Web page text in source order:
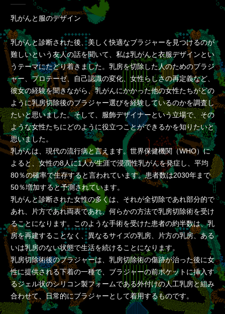
乳がんと服のデザイン
乳がんと診断された後、美しく快適なブラジャーを見つけるのが
難しいという友人の話を聞いて、私は乳がんと衣服デザインとい
うテーマにたどり着きました。乳房を切除した人のためのブラジ
ャー、プロテーゼ、自己認識の変化、女性らしさの再定義など、
彼女の経験を聞きながら、乳がんにかかった他の女性たちがどの
ように乳房切除後のブラジャー選びを経験しているのかを調査し
たいと思いました。そして、服飾デザイナーという立場で、その
ような女性たちにどのように役立つことができるかを知りたいと
思いました。
乳がんは、現代の流行病と言えます。世界保健機関（WHO）に
よると、女性の8人に1人が生涯で浸潤性乳がんを発症し、平均
80％の確率で生存すると言われています。患者数は2030年まで
50％増加すると予測されています。
乳がんと診断された女性の多くは、それが全切除であれ部分的で
あれ、片方であれ両表であれ、何らかの方法で乳房切除術を受け
ることになります。このような手術を受けた患者の約半数は、乳
房を再建することなく、異なるサイズの乳房、片方の乳房、ある
いは乳房のない状態で生活を続けることになります。
乳房切除術後のブラジャーは、乳房切除術の傷跡が治った後に女
性に提供される下着の一種で、ブラジャーの前ポケットに挿入す
るジェル状のシリコン製フォームである外付けの人工乳房と組み
合わせて、日常的にブラジャーとして着用するものです。